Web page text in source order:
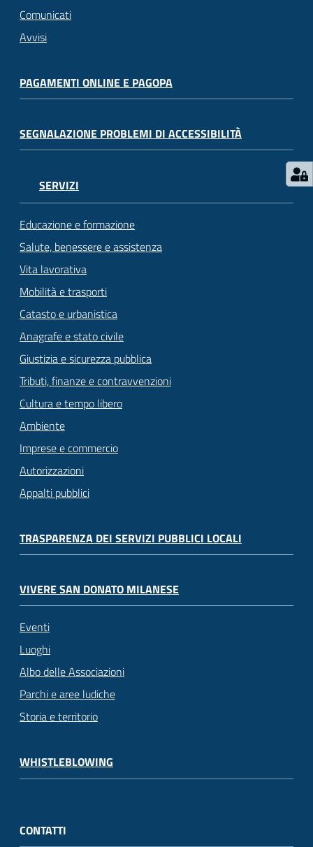
Comunicati
Avvisi
PAGAMENTI ONLINE E PAGOPA
SEGNALAZIONE PROBLEMI DI ACCESSIBILITÀ
SERVIZI
Educazione e formazione
Salute, benessere e assistenza
Vita lavorativa
Mobilità e trasporti
Catasto e urbanistica
Anagrafe e stato civile
Giustizia e sicurezza pubblica
Tributi, finanze e contravvenzioni
Cultura e tempo libero
Ambiente
Imprese e commercio
Autorizzazioni
Appalti pubblici
TRASPARENZA DEI SERVIZI PUBBLICI LOCALI
VIVERE SAN DONATO MILANESE
Eventi
Luoghi
Albo delle Associazioni
Parchi e aree ludiche
Storia e territorio
WHISTLEBLOWING
CONTATTI